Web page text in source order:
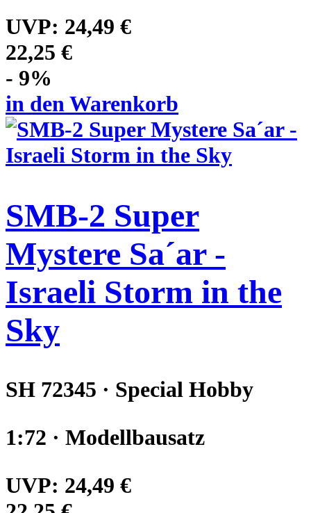
UVP: 24,49 €
22,25 €
- 9%
in den Warenkorb
SMB-2 Super
Mystere Sa´ar -
Israeli Storm in the
Sky
SH 72345 · Special Hobby
1:72 · Modellbausatz
UVP: 24,49 €